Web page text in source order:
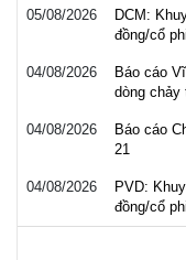
05/08/2026
DCM:
đồng/cổ
04/08/2026
Báo cáo
dòng chảy
04/08/2026
Báo cáo
21
04/08/2026
PVD:
đồng/cổ